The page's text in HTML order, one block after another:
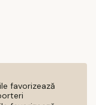
favorizează